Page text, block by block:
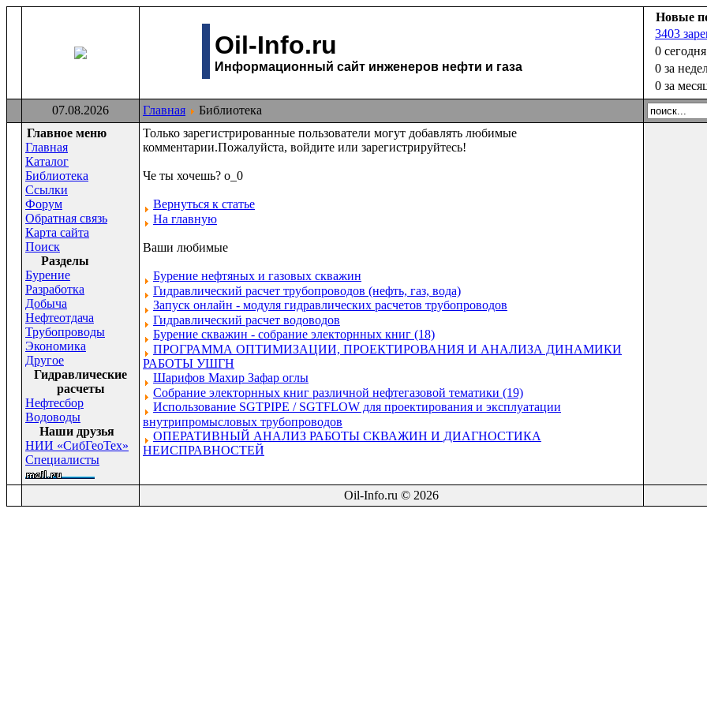
Oil-Info.ru
Информационный сайт инженеров нефти и газа
Новые
3403
0 сегодня
0 за
0 за
07.08.2026
Главная
Библиотека
Главное меню
Главная
Каталог
Библиотека
Ссылки
Форум
Обратная связь
Карта сайта
Поиск
Раздeлы
Бурение
Разработка
Добыча
Нефтеотдача
Трубопроводы
Экономика
Другое
Гидравлические
расчеты
Нефтесбор
Водоводы
Наши друзья
НИИ «СибГеоТех»
Специалисты
Только зарегистрированные пользователи могут добавлять любимые
комментарии.Пожалуйста, войдите или зарегистрируйтесь!
Че ты хочешь? о_0
Вернуться к статье
На главную
Ваши любимые
Бурение нефтяных и газовых скважин
Гидравлический расчет трубопроводов (нефть, газ, вода)
Запуск онлайн - модуля гидравлических расчетов трубопроводов
Гидравлический расчет водоводов
Бурение скважин - собрание электорнных книг (18)
ПРОГРАММА ОПТИМИЗАЦИИ, ПРОЕКТИРОВАНИЯ И АНАЛИЗА ДИНАМИКИ
РАБОТЫ УШГН
Шарифов Махир Зафар оглы
Собрание электорнных книг различной нефтегазовой тематики (19)
Использование SGTPIPE / SGTFLOW для проектирования и эксплуатации
внутрипромысловых трубопроводов
ОПЕРАТИВНЫЙ АНАЛИЗ РАБОТЫ СКВАЖИН И ДИАГНОСТИКА
НЕИСПРАВНОСТЕЙ
Oil-Info.ru © 2026